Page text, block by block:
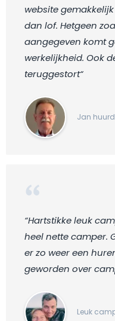
website
dan lof. Hetgeen
aangegeven komt
werkelijkheid. Ook
teruggestort“
Jan
“Hartstikke leuk
heel nette camper.
er zo weer een
geworden over
Leuk